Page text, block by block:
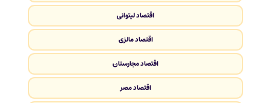
اقتصاد لیتوانی
اقتصاد مالزی
اقتصاد مجارستان
اقتصاد مصر